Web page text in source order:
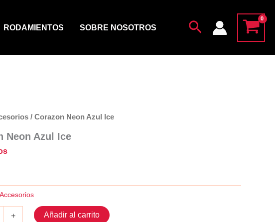
RODAMIENTOS SOBRE NOSOTROS Buscar
/ Corazon Neon Azul Ice
Neon Azul Ice
Accesorios
+ Añadir al carrito